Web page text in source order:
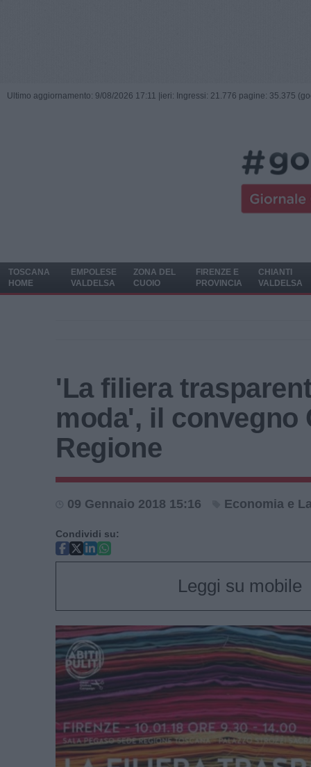
Ultimo aggiornamento: 9/08/2026 17:11 | ieri: Ingressi: 21.776 pagine: 35.375
TOSCANA
HOME
EMPOLESE
VALDELSA
ZONA DEL
CUOIO
FIRENZE E
PROVINCIA
CHIANTI
VALDELSA
'La filiera
moda', il convegno
Regione
09 Gennaio 2018 15:16 Economia e
Condividi su:
Leggi su mobile